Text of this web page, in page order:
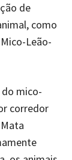
de
como
Leão-
mico-
corredor